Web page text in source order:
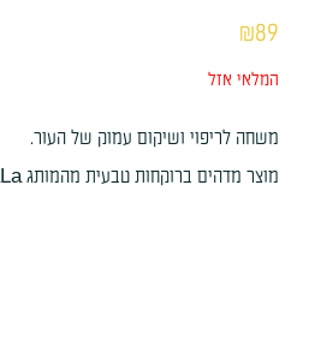
₪89
המלאי אזל
משחה לריפוי ושיקום עמוק של העור.
מוצר מדהים ברוקחות טבעית מהמותג TaLa.